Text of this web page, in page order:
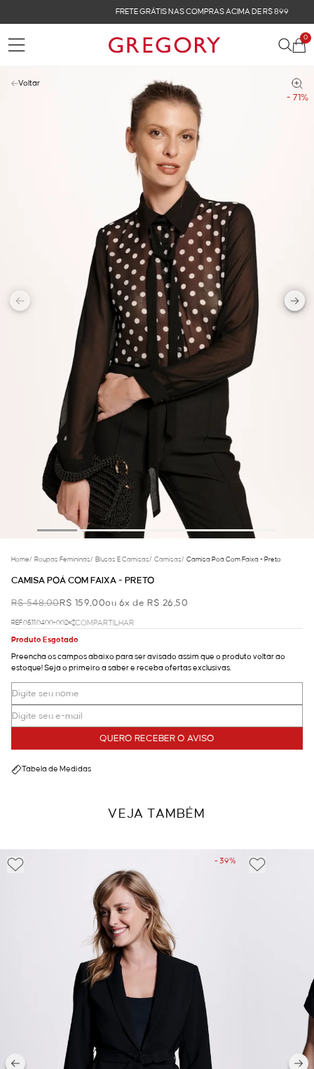
FRETE GRÁTIS NAS COMPRAS ACIMA DE R$ 899
0
- 71%
Voltar
Home/ Roupas Femininas/ Blusas E Camisas/ Camisas/ Camisa Poá Com Faixa - Preto
CAMISA POÁ COM FAIXA - PRETO
R$ 548,00R$ 159,00ou 6x de R$ 26,50
REF.05.11.0400-002
COMPARTILHAR
Produto Esgotado
Preencha os campos abaixo para ser avisado assim que o produto voltar ao
estoque! Seja o primeiro a saber e receba ofertas exclusivas.
QUERO RECEBER O AVISO
Tabela de Medidas
VEJA TAMBÉM
- 39%